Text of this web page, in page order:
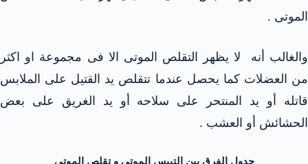
الموتى .
والغالب أنه لا يظهر التقلص الموتى الا فى مجموعة او اكثر
من العضلات كما يحصل عندما تتقلص يد القتيل على الملابس
قاتله أو يد المنتحر على سلاحه أو يد الغريق على بعض
الحشائش أو العشب .
جدول الفرق بين التيبس الموتى و تقلص الموتى